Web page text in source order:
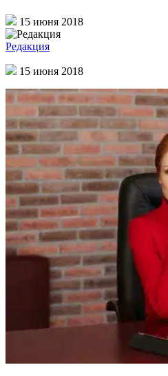
15 июня 2018
Редакция
15 июня 2018